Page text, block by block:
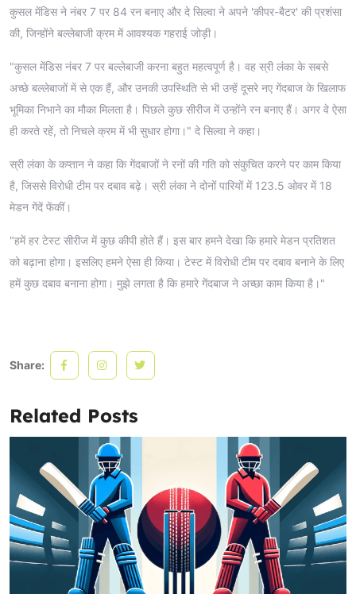
कुसल मेंडिस ने नंबर 7 पर 84 रन बनाए और दे सिल्वा ने अपने 'कीपर-बैटर' की प्रशंसा
की, जिन्होंने बल्लेबाजी क्रम में आवश्यक गहराई जोड़ी।
"कुसल मेंडिस नंबर 7 पर बल्लेबाजी करना बहुत महत्वपूर्ण है। वह स्री लंका के सबसे
अच्छे बल्लेबाजों में से एक हैं, और उनकी उपस्थिति से भी उन्हें दूसरे नए गेंदबाज के खिलाफ
भूमिका निभाने का मौका मिलता है। पिछले कुछ सीरीज में उन्होंने रन बनाए हैं। अगर वे ऐसा
ही करते रहें, तो निचले क्रम में भी सुधार होगा।" दे सिल्वा ने कहा।
स्री लंका के कप्तान ने कहा कि गेंदबाजों ने रनों की गति को संकुचित करने पर काम किया
है, जिससे विरोधी टीम पर दबाव बढ़े। स्री लंका ने दोनों पारियों में 123.5 ओवर में 18
मेडन गेंदें फेंकीं।
"हमें हर टेस्ट सीरीज में कुछ कीपी होते हैं। इस बार हमने देखा कि हमारे मेडन प्रतिशत
को बढ़ाना होगा। इसलिए हमने ऐसा ही किया। टेस्ट में विरोधी टीम पर दबाव बनाने के लिए
हमें कुछ दबाव बनाना होगा। मुझे लगता है कि हमारे गेंदबाज ने अच्छा काम किया है।"
Share:
Related Posts